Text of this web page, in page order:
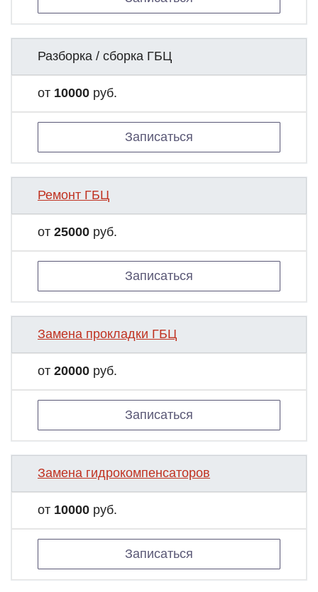
Разборка / сборка ГБЦ
от 10000 руб.
Записаться
Ремонт ГБЦ
от 25000 руб.
Записаться
Замена прокладки ГБЦ
от 20000 руб.
Записаться
Замена гидрокомпенсаторов
от 10000 руб.
Записаться